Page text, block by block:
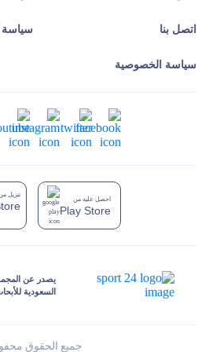
يصدر عن
السعودية
جميع الحقوق
اتصل بنا سياسة
سياسة الخصوصية
تنزيل من
احصل عليه من
Play Store